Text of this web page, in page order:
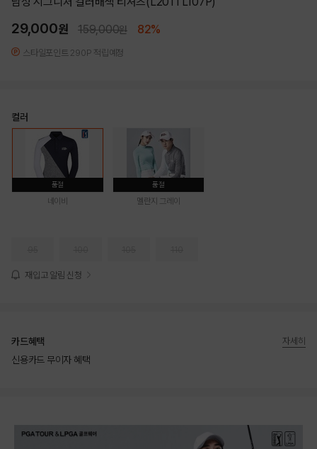
29,000원 159,000원 82%
스타일포인트 290P 적립예정
컬러
품절
네이비
품절
멜란지 그레이
재입고 알림 신청
카드혜택
신용카드 무이자 혜택
자세히